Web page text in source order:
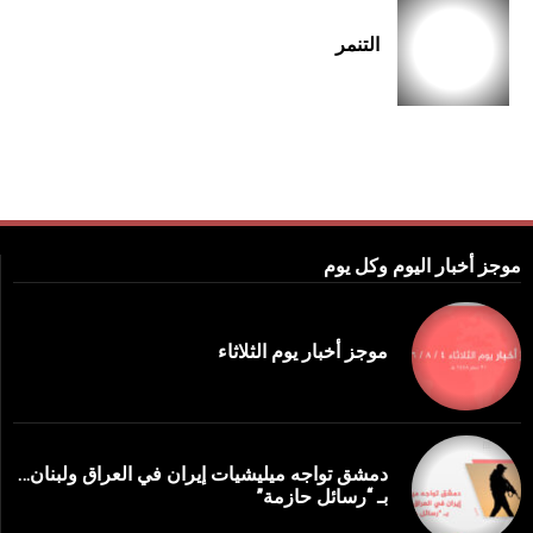
التنمر
موجز أخبار اليوم وكل يوم
موجز أخبار يوم الثلاثاء
دمشق تواجه ميليشيات إيران في العراق ولبنان…
بـ “رسائل حازمة”